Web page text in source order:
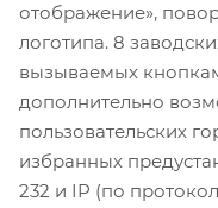
отображение»,
логотипа. 8
вызываемых
дополнительно
пользовательских
избранных
232 и IP (по